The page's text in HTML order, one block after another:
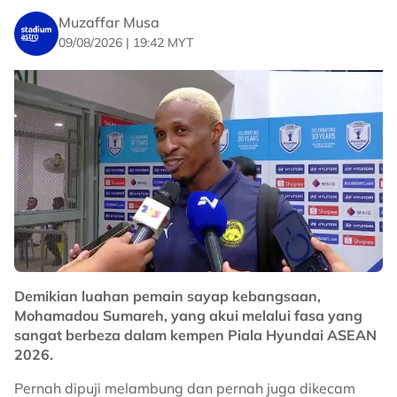
Muzaffar Musa
09/08/2026 | 19:42 MYT
Demikian luahan pemain sayap kebangsaan,
Mohamadou Sumareh, yang akui melalui fasa yang
sangat berbeza dalam kempen Piala Hyundai ASEAN
2026.
Pernah dipuji melambung dan pernah juga dikecam